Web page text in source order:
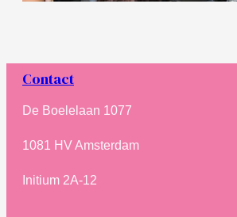
Contact
De Boelelaan 1077
1081 HV Amsterdam
Initium 2A-12